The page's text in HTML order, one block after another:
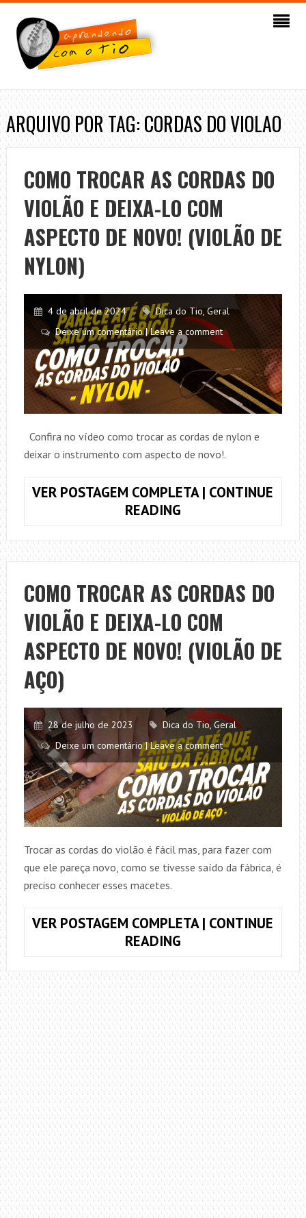
ARQUIVO POR TAG: CORDAS DO VIOLAO
COMO TROCAR AS CORDAS DO
VIOLÃO E DEIXA-LO COM
ASPECTO DE NOVO! (VIOLÃO DE
NYLON)
4 de abril de 2024 Dica do Tio,Geral
Deixe um comentário | Leave a comment
Confira no vídeo como trocar as cordas de nylon e
deixar o instrumento com aspecto de novo!.
VER POSTAGEM COMPLETA | CONTINUE
READINGCOMO
AS
CORDAS
DO
VIOLÃO
E
DEIXA-
LO
COM
DE
NOVO!
(VIOLÃO
DE
NYLON)
COMO TROCAR AS CORDAS DO
VIOLÃO E DEIXA-LO COM
ASPECTO DE NOVO! (VIOLÃO DE
AÇO)
28 de julho de 2023 Dica do Tio,Geral
Deixe um comentário | Leave a comment
Trocar as cordas do violão é fácil mas, para fazer com
que ele pareça novo, como se tivesse saído da fábrica, é
preciso conhecer esses macetes.
VER POSTAGEM COMPLETA | CONTINUE
READINGCOMO
AS
CORDAS
DO
VIOLÃO
E
DEIXA-
LO
COM
ASPECTO
DE
NOVO!
(VIOLÃO
DE
AÇO)